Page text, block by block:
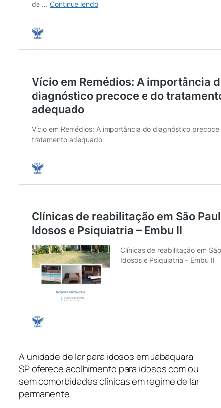
A unidade de lar para idosos em Jabaquara –
SP oferece acolhimento para idosos com ou
sem comorbidades clínicas em regime de lar
permanente.